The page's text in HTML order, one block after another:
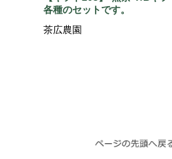
各種のセットです。
茶広農園